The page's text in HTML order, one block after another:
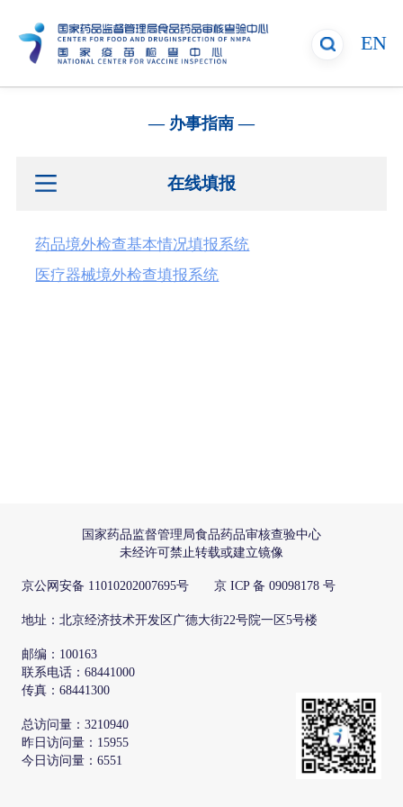
EN
— 办事指南 —
在线填报
药品境外检查基本情况填报系统
医疗器械境外检查填报系统
国家药品监督管理局食品药品审核查验中心
未经许可禁止转载或建立镜像
京公网安备 11010202007695号 京 ICP 备 09098178 号
地址：北京经济技术开发区广德大街22号院一区5号楼
邮编：100163
联系电话：68441000
传真：68441300
总访问量：3210940
昨日访问量：15955
今日访问量：6551